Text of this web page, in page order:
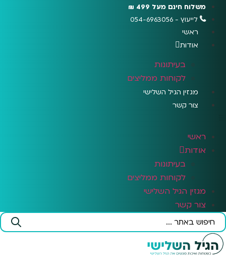
לתוכן
משלוח חינם מעל 499 ₪
לייעוץ - 054-6963056
ראשי
אודות
בעיתונות
לקוחות ממליצים
מגזין הגיל השלישי
צור קשר
ראשי
אודות
בעיתונות
לקוחות ממליצים
מגזין הגיל השלישי
צור קשר
Search
...